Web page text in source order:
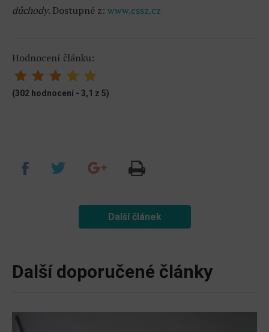
důchody. Dostupné z: www.cssz.cz
Hodnocení článku:
(302 hodnocení - 3,1 z 5)
Další článek
Další doporučené články